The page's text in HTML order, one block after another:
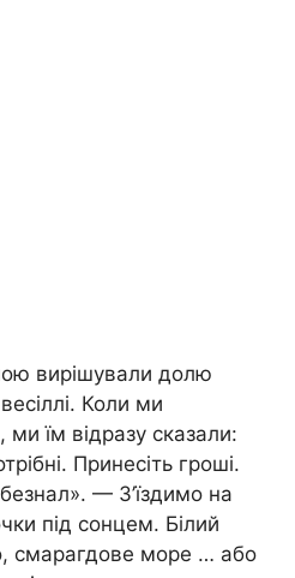
вирішували долю
Коли ми
їм відразу сказали:
Принесіть гроші.
— З’їздимо на
під сонцем. Білий
смарагдове море … або